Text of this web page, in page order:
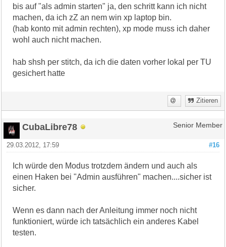
bis auf "als admin starten" ja, den schritt kann ich nicht
machen, da ich zZ an nem win xp laptop bin.
(hab konto mit admin rechten), xp mode muss ich daher
wohl auch nicht machen.
hab shsh per stitch, da ich die daten vorher lokal per TU
gesichert hatte
Zitieren
CubaLibre78 Senior Member
#16
29.03.2012, 17:59
Ich würde den Modus trotzdem ändern und auch als
einen Haken bei "Admin ausführen" machen....sicher ist
sicher.
Wenn es dann nach der Anleitung immer noch nicht
funktioniert, würde ich tatsächlich ein anderes Kabel
testen.